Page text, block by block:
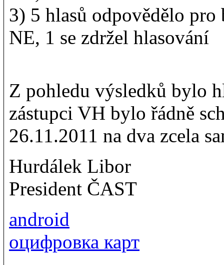
3) 5 hlasů odpovědělo
NE, 1 se zdržel hlasování
Z pohledu výsledků bylo
zástupci VH bylo řádně
26.11.2011 na dva zcela
Hurdálek Libor
President ČAST
android
оцифровка карт